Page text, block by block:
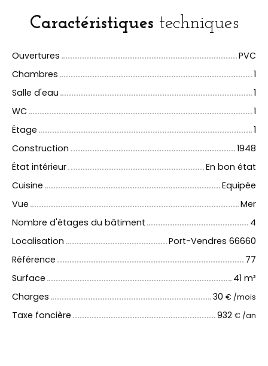
Caractéristiques techniques
Ouvertures
PVC
Chambres
1
Salle d'eau
1
WC
1
Étage
1
Construction
1948
État intérieur
En bon état
Cuisine
Equipée
Vue
Mer
Nombre d'étages du bâtiment
4
Localisation
Port-Vendres 66660
Référence
77
Surface
41 m²
Charges
30 € /mois
Taxe foncière 932 € /an